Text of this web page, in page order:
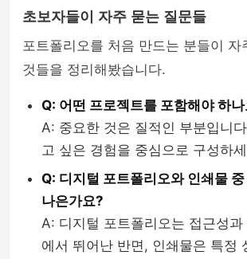
초보자들이 자주 묻는 질문들
포트폴리오를 처음 만드는 분들이 자
것들을 정리해봤습니다.
Q: 어떤 프로젝트를 포함해야 하
A: 중요한 것은 질적인 부분입니
고 싶은 경험을 중심으로 구성하
Q: 디지털 포트폴리오와 인쇄물 중
나은가요?
A: 디지털 포트폴리오는 접근성과
에서 뛰어난 반면, 인쇄물은 특정